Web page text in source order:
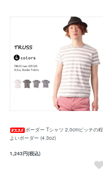
ボーダー Tシャツ 2.0cmピッチの程
よいボーダー (4.3oz)
1,243円(税込)